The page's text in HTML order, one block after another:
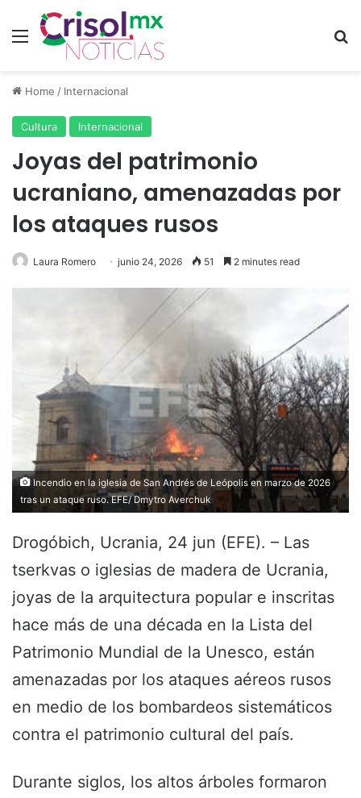
Menu
Home / Internacional
Cultura Internacional
Joyas del patrimonio
ucraniano, amenazadas por
los ataques rusos
Laura Romero junio 24, 2026 51 2 minutes read
Incendio en la iglesia de San Andrés de Leópolis en marzo de 2026
tras un ataque ruso. EFE/ Dmytro Averchuk
Drogóbich, Ucrania, 24 jun (EFE). – Las
tserkvas o iglesias de madera de Ucrania,
joyas de la arquitectura popular e inscritas
hace más de una década en la Lista del
Patrimonio Mundial de la Unesco, están
amenazadas por los ataques aéreos rusos
en medio de los bombardeos sistemáticos
contra el patrimonio cultural del país.
Durante siglos, los altos árboles formaron